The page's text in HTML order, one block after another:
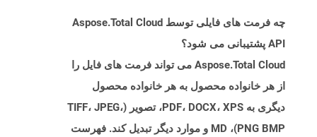
چه فرمت های فایلی توسط Aspose.Total Cloud
API پشتیبانی می شود؟
Aspose.Total Cloud می تواند فرمت های فایل را
از هر خانواده محصول به هر خانواده محصول
دیگری به PDF، DOCX، XPS، تصویر (TIFF، JPEG،
PNG BMP)، MD و موارد دیگر تبدیل کند. فهرست